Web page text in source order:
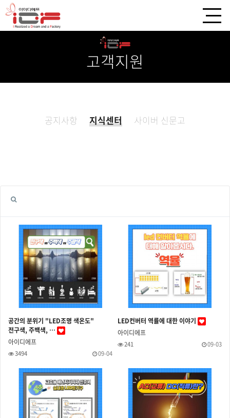
고객지원
공지사항 지식센터 사이버 신문고
공간의 분위기 "LED조명 색온도"
전구색, 주백색, …
아이디에프
3494 09-04
LED컨버터 역률에 대한 이야기
아이디에프
241 09-03